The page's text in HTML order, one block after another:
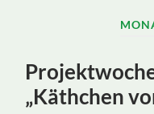
„Käthchen